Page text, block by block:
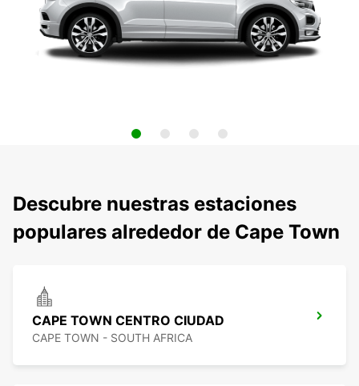
Descubre nuestras estaciones
populares alrededor de Cape Town
CAPE TOWN CENTRO CIUDAD
CAPE TOWN - SOUTH AFRICA